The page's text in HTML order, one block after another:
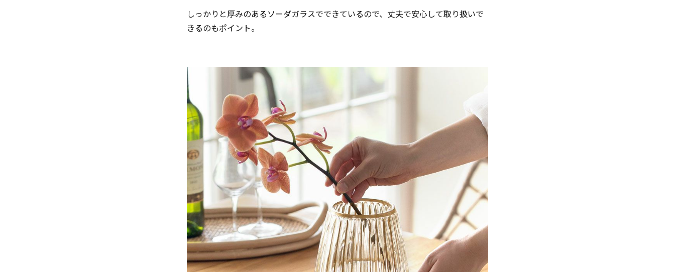
しっかりと厚みのあるソーダガラスでできているので、丈夫で安心して取り扱いで
きるのもポイント。